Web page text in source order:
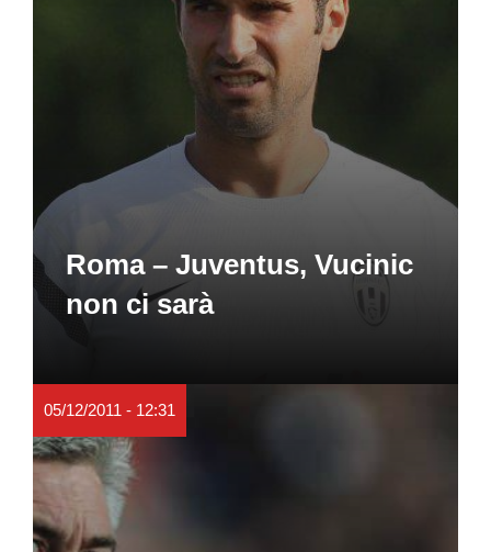
Roma – Juventus, Vucinic
non ci sarà
05/12/2011 - 12:31